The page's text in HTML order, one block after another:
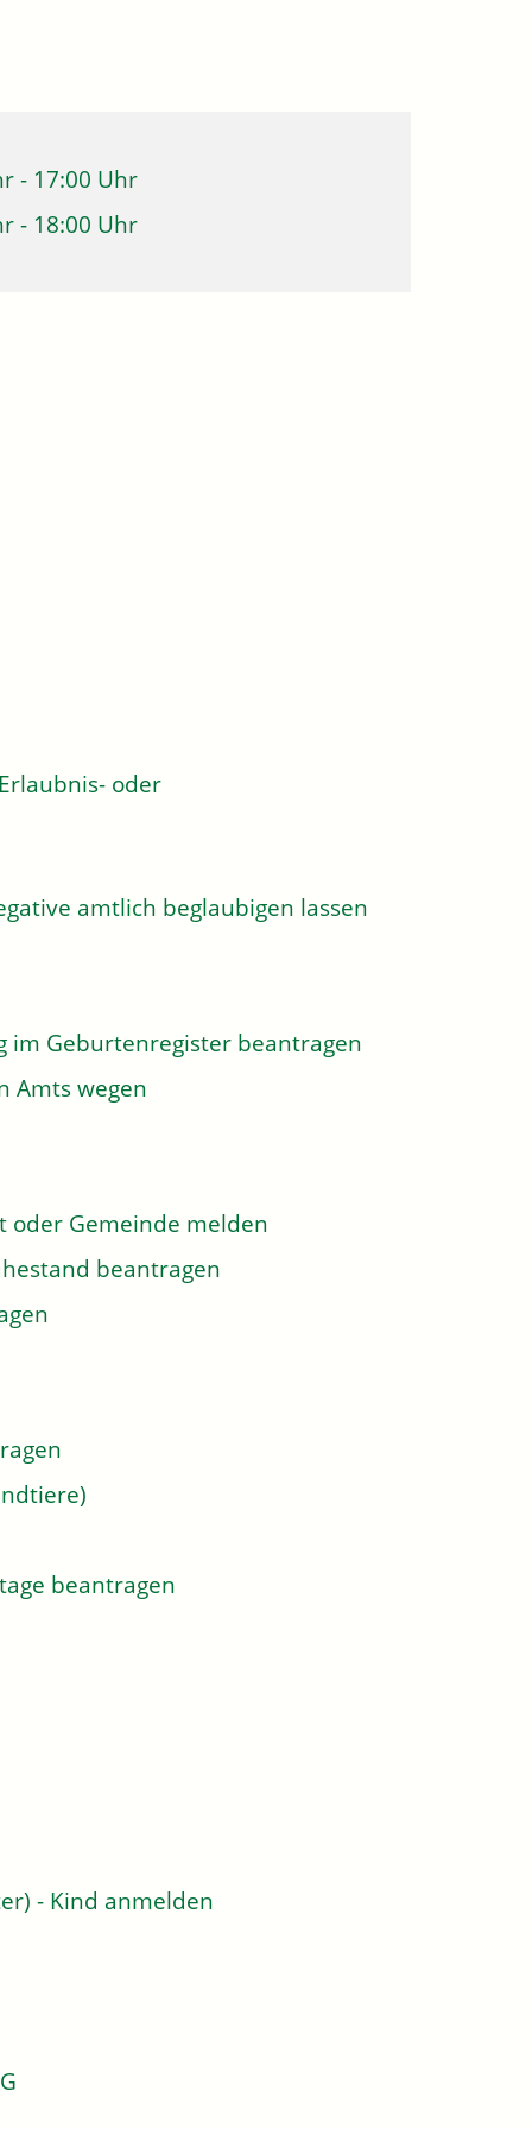
- 17:00 Uhr
- 18:00 Uhr
oder
amtlich beglaubigen lassen
im Geburtenregister beantragen
Amts wegen
oder Gemeinde melden
beantragen
beantragen
- Kind anmelden